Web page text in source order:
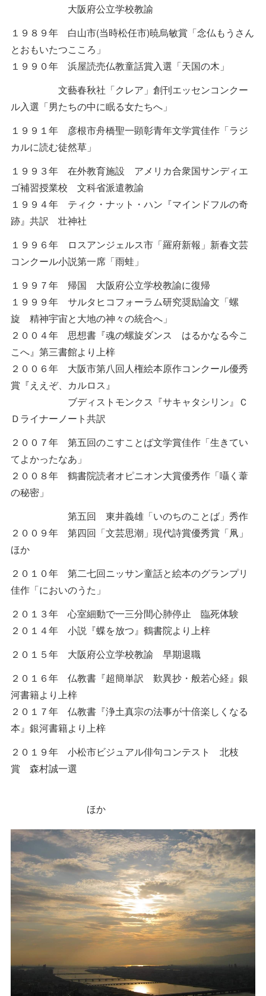
大阪府公立学校教諭
１９８９年 白山市(当時松任市)暁烏敏賞「念仏もうさん
とおもいたつこころ」
１９９０年 浜屋読売仏教童話賞入選「天国の木」
文藝春秋社「クレア」創刊エッセンコンクー
ル入選「男たちの中に眠る女たちへ」
１９９１年 彦根市舟橋聖一顕彰青年文学賞佳作「ラジ
カルに読む徒然草」
１９９３年 在外教育施設 アメリカ合衆国サンディエ
ゴ補習授業校 文科省派遣教諭
１９９４年 ティク・ナット・ハン『マインドフルの奇
跡』共訳 壮神社
１９９６年 ロスアンジェルス市「羅府新報」新春文芸
コンクール小説第一席「雨蛙」
１９９７年 帰国 大阪府公立学校教諭に復帰
１９９９年 サルタヒコフォーラム研究奨励論文「螺
旋 精神宇宙と大地の神々の統合へ」
２００４年 思想書『魂の螺旋ダンス はるかなる今こ
こへ』第三書館より上梓
２００６年 大阪市第八回人権絵本原作コンクール優秀
賞『ええぞ、カルロス』
ブディストモンクス『サキャタシリン』Ｃ
Ｄライナーノート共訳
２００７年 第五回のこすことば文学賞佳作「生きてい
てよかったなあ」
２００８年 鶴書院読者オピニオン大賞優秀作「囁く葦
の秘密」
第五回 東井義雄「いのちのことば」秀作
２００９年 第四回「文芸思潮」現代詩賞優秀賞「凧」
ほか
２０１０年 第二七回ニッサン童話と絵本のグランプリ
佳作「においのうた」
２０１３年 心室細動で一三分間心肺停止 臨死体験
２０１４年 小説『蝶を放つ』鶴書院より上梓
２０１５年 大阪府公立学校教諭 早期退職
２０１６年 仏教書『超簡単訳 歎異抄・般若心経』銀
河書籍より上梓
２０１７年 仏教書『浄土真宗の法事が十倍楽しくなる
本』銀河書籍より上梓
２０１９年 小松市ビジュアル俳句コンテスト 北枝
賞 森村誠一選
ほか